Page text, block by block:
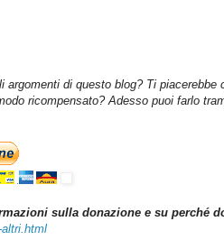
argomenti di questo blog? Ti
ricompensato? Adesso puoi farlo
sulla donazione e su perché